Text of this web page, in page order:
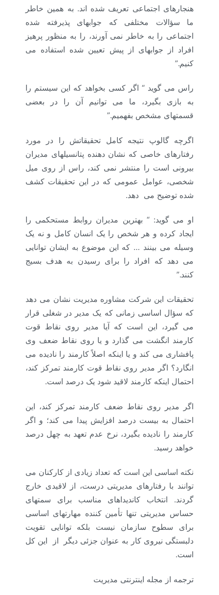
هنجارهای اجتماعی تعریف شده اند. به همین خاطر
ما سؤالات مختلفی که جوابهای پذیرفته شده
اجتماعی را به خاطر نمی آورند، را به منظور پرهیز
افراد از جوابهای از پیش تعیین شده استفاده می
کنیم.”
راس می گوید “ اگر کسی بخواهد که این سیستم را
به بازی بگیرد، ما می توانیم آن را در بعضی
قسمتهای مشخص بفهمیم.”
اگرچه گالوپ نتیجه کامل تحقیقاتش را در مورد
رفتارهای خاصی که نشان دهنده پتانسیلهای مدیران
بیرونی است را منتشر نمی کند، راس از روی میل
شخصی، عوامل عمومی که در این تحقیقات کشف
شده توضیح می دهد.
او می گوید: “ بهترین مدیران روابط مستحکمی را
ایجاد کرده و هر شخص را یک انسان کامل و نه یک
وسیله می بینند … که این موضوع به ایشان توانایی
می دهد که افراد را برای رسیدن به هدف بسیج
کنند.”
تحقیقات این شرکت مشاوره مدیریت نشان می دهد
که سؤال اساسی زمانی که یک مدیر در شغلی قرار
می گیرد، این است که آیا مدیر روی نقاط قوت
کارمند انگشت می گذارد و یا روی نقاط ضعف وی
پافشاری می کند و یا اینکه اصلاً کارمند را نادیده می
انگارد؟ اگر مدیر روی نقاط قوت کارمند تمرکز کند،
احتمال اینکه کارمند لاقید شود یک درصد است.
اگر مدیر روی نقاط ضعف کارمند تمرکز کند، این
احتمال به بیست درصد افزایش پیدا می کند؛ و اگر
کارمند را نادیده بگیرد، نرخ عدم تعهد به چهل درصد
خواهد رسید.
نکته اساسی این است که تعداد زیادی از کارکنان می
توانند با رفتارهای مدیریتی درست، از لاقیدی خارج
گردند. انتخاب کاندیداهای مناسب برای سمتهای
حساس مدیریتی تنها تأمین کننده مهارتهای اساسی
برای سطوح سازمان نیست بلکه توانایی تقویت
دلبستگی نیروی کار به عنوان جزئی دیگر از این کل
است.
ترجمه از مجله اینترنتی مدیریت